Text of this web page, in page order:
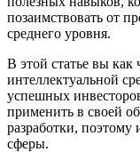
позаимствовать от
среднего уровня.
В этой статье вы
интеллектуальной
успешных
применить в своей
разработки, поэтому
сферы.